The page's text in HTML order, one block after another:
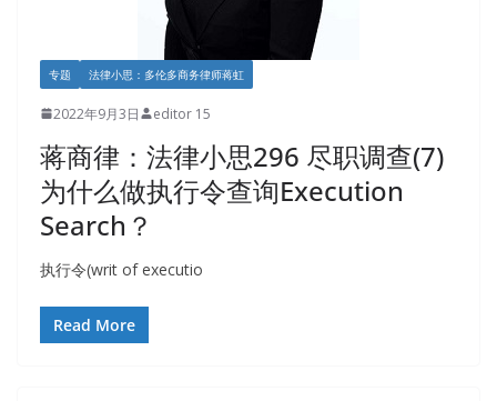
专题 法律小思：多伦多商务律师蒋虹
2022年9月3日 editor 15
蒋商律：法律小思296 尽职调查(7)
为什么做执行令查询Execution
Search？
执行令(writ of executio
Read More